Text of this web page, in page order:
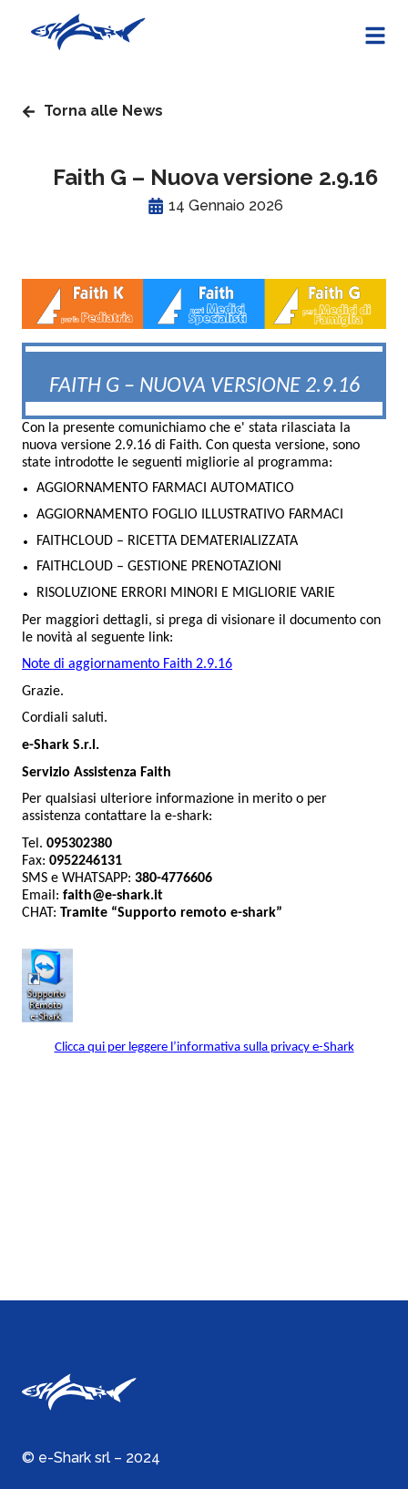
Torna alle News
Faith G – Nuova versione 2.9.16
14 Gennaio 2026
FAITH G – NUOVA VERSIONE 2.9.16
Con la presente comunichiamo che e' stata rilasciata la
nuova versione 2.9.16 di Faith. Con questa versione, sono
state introdotte le seguenti migliorie al programma:
AGGIORNAMENTO FARMACI AUTOMATICO
AGGIORNAMENTO FOGLIO ILLUSTRATIVO FARMACI
FAITHCLOUD – RICETTA DEMATERIALIZZATA
FAITHCLOUD – GESTIONE PRENOTAZIONI
RISOLUZIONE ERRORI MINORI E MIGLIORIE VARIE
Per maggiori dettagli, si prega di visionare il documento con
le novità al seguente link:
Note di aggiornamento Faith 2.9.16
Grazie.
Cordiali saluti.
e-Shark S.r.l.
Servizio Assistenza Faith
Per qualsiasi ulteriore informazione in merito o per
assistenza contattare la e-shark:
Tel. 095302380
Fax: 0952246131
SMS e WHATSAPP: 380-4776606
Email: faith@e-shark.it
CHAT: Tramite “Supporto remoto e-shark”
Clicca qui per leggere l’informativa sulla privacy e-Shark
© e-Shark srl – 2024